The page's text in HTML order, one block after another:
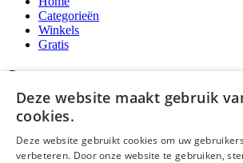
Categorieën
Winkels
Gratis
Over ons
Over ons
Contact
Publicatieregels
Deze website maakt gebruik
cookies.
Deze website gebruikt cookies om uw
verbeteren. Door onze website te gebruiken,